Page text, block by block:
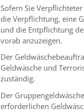
Sofern Sie
die Verpflichtung, eine
und die Entpflichtung
vorab anzuzeigen.
Der
Geldwäsche und
zuständig.
Der
erforderlichen